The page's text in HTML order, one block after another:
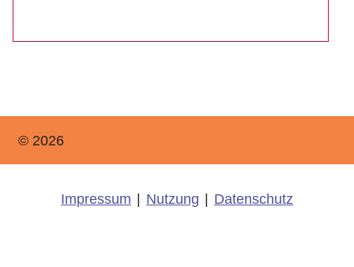
© 2026
Impressum Nutzung Datenschutz